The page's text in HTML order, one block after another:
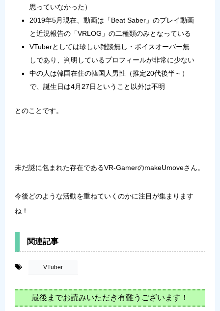
思っていなかった）
2019年5月現在、動画は「Beat Saber」のプレイ動画
と近況報告の「VRLOG」の二種類のみとなっている
VTuberとしては珍しい雑談無し・ボイスオーバー無
しであり、判明しているプロフィールが非常に少ない
中の人は韓国在住の韓国人男性（推定20代後半～）
で、誕生日は4月27日ということ以外は不明
とのことです。
未だ謎に包まれた存在であるVR-GamerのmakeUmoveさん。
今後どのような活動を重ねていくのかに注目が集まります
ね！
関連記事
VTuber
最後までお読みいただき有難うございます！